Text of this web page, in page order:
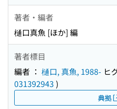
著者・編者
樋口真魚 [ほか] 編
著者標目
編者 ： 樋口, 真魚, 1988- ヒ
031392943 )
典拠